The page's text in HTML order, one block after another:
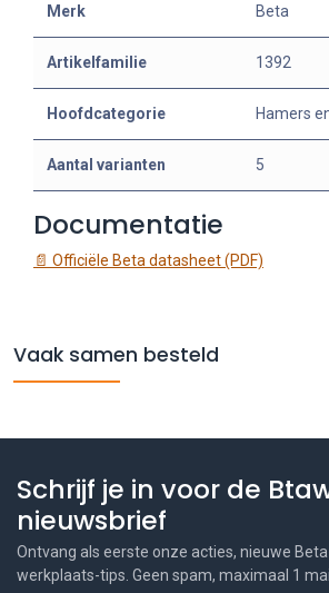
Merk Beta
Artikelfamilie 1392
Hoofdcategorie Hamers
Aantal varianten 5
Documentatie
📄 Officiële Beta datasheet (PDF)
Vaak samen besteld
Schrijf je in voor de
nieuwsbrief
Ontvang als eerste onze acties, nieuwe
werkplaats-tips. Geen spam, maximaal 1